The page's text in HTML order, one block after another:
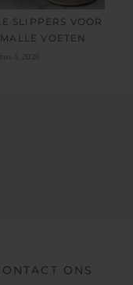
SLIPPERS VOOR
VOETEN
5, 2026
ONS